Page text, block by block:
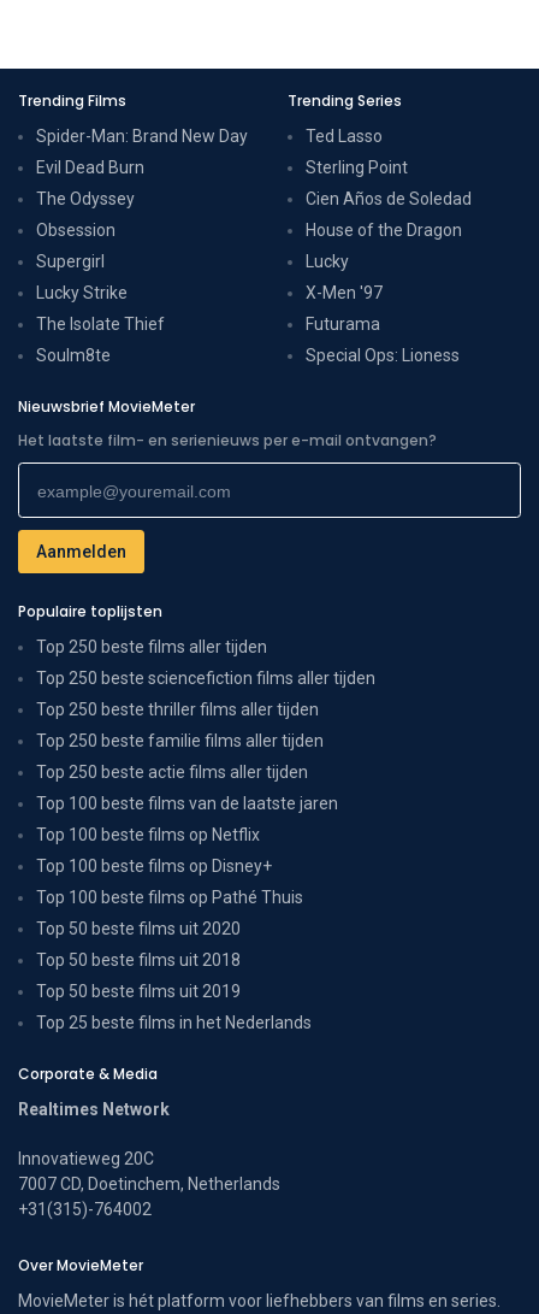
Trending Films
Spider-Man: Brand New Day
Evil Dead Burn
The Odyssey
Obsession
Supergirl
Lucky Strike
The Isolate Thief
Soulm8te
Trending Series
Ted Lasso
Sterling Point
Cien Años de Soledad
House of the Dragon
Lucky
X-Men '97
Futurama
Special Ops: Lioness
Nieuwsbrief MovieMeter
Het laatste film- en serienieuws per e-mail ontvangen?
Populaire toplijsten
Top 250 beste films aller tijden
Top 250 beste sciencefiction films aller tijden
Top 250 beste thriller films aller tijden
Top 250 beste familie films aller tijden
Top 250 beste actie films aller tijden
Top 100 beste films van de laatste jaren
Top 100 beste films op Netflix
Top 100 beste films op Disney+
Top 100 beste films op Pathé Thuis
Top 50 beste films uit 2020
Top 50 beste films uit 2018
Top 50 beste films uit 2019
Top 25 beste films in het Nederlands
Corporate & Media
Realtimes Network
Innovatieweg 20C
7007 CD, Doetinchem, Netherlands
+31(315)-764002
Over MovieMeter
MovieMeter is hét platform voor liefhebbers van films en series.